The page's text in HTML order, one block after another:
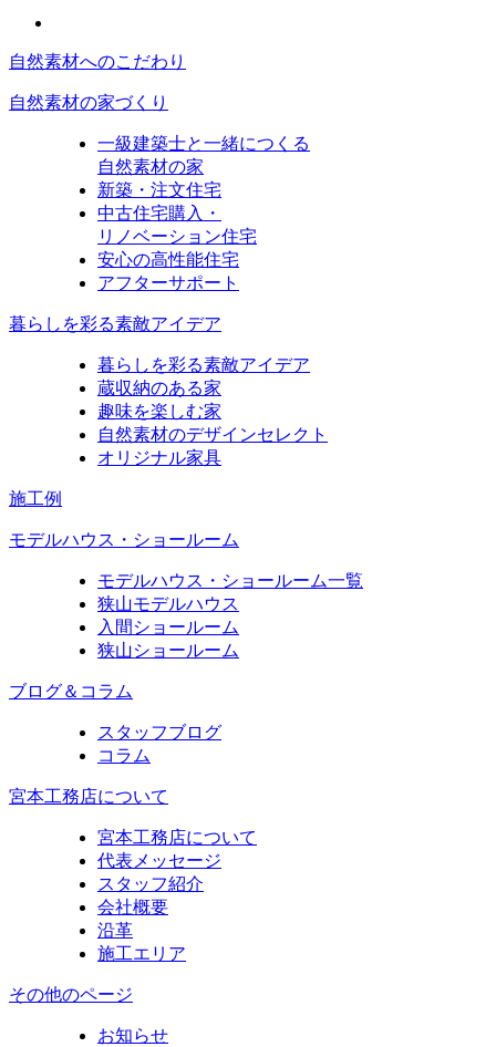
自然素材へのこだわり
自然素材の家づくり
一級建築士と一緒につくる
自然素材の家
新築・注文住宅
中古住宅購入・
リノベーション住宅
安心の高性能住宅
アフターサポート
暮らしを彩る素敵アイデア
暮らしを彩る素敵アイデア
蔵収納のある家
趣味を楽しむ家
自然素材のデザインセレクト
オリジナル家具
施工例
モデルハウス・ショールーム
モデルハウス・ショールーム一覧
狭山モデルハウス
入間ショールーム
狭山ショールーム
ブログ＆コラム
スタッフブログ
コラム
宮本工務店について
宮本工務店について
代表メッセージ
スタッフ紹介
会社概要
沿革
施工エリア
その他のページ
お知らせ